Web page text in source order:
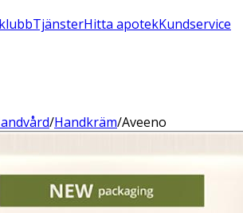
TjänsterHitta apotekKundservice
/Handkräm/Aveeno